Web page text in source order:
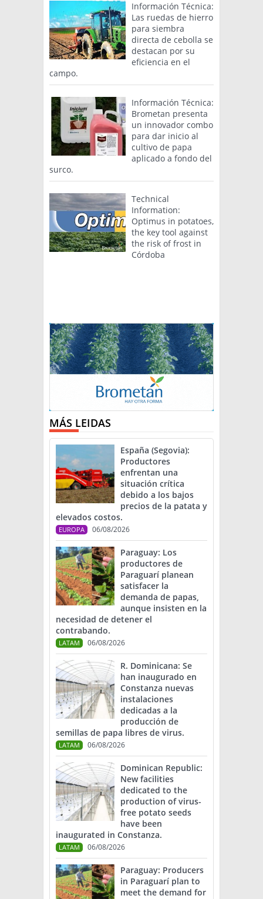
Información Técnica:
Las ruedas de hierro
para siembra
directa de cebolla se
destacan por su
eficiencia en el
campo.
Información Técnica:
Brometan presenta
un innovador combo
para dar inicio al
cultivo de papa
aplicado a fondo del
surco.
Technical
Information:
Optimus in potatoes,
the key tool against
the risk of frost in
Córdoba
MÁS LEIDAS
España (Segovia):
Productores
enfrentan una
situación crítica
debido a los bajos
precios de la patata y
elevados costos.
EUROPA 06/08/2026
Paraguay: Los
productores de
Paraguarí planean
satisfacer la
demanda de papas,
aunque insisten en la
necesidad de detener el
contrabando.
LATAM 06/08/2026
R. Dominicana: Se
han inaugurado en
Constanza nuevas
instalaciones
dedicadas a la
producción de
semillas de papa libres de virus.
LATAM 06/08/2026
Dominican Republic:
New facilities
dedicated to the
production of virus-
free potato seeds
have been
inaugurated in Constanza.
LATAM 06/08/2026
Paraguay: Producers
in Paraguarí plan to
meet the demand for